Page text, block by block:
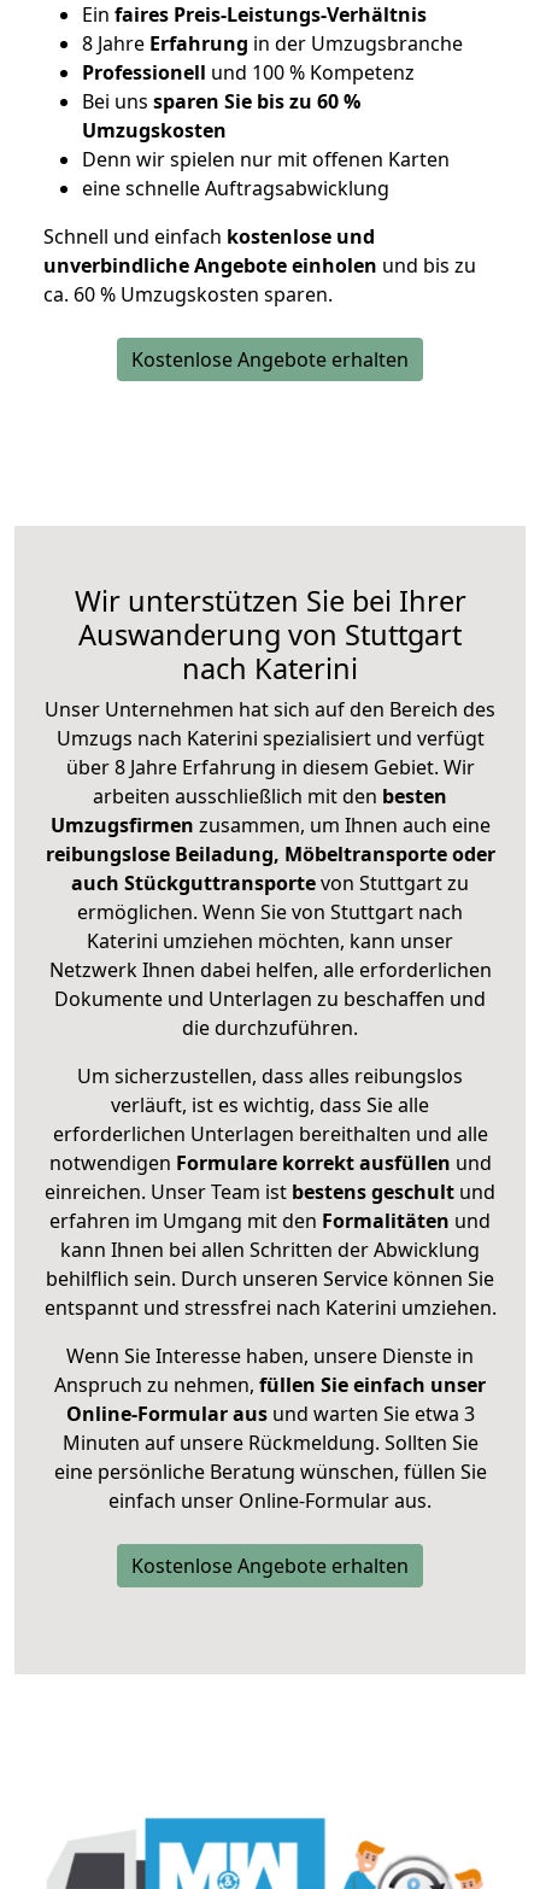
Ein faires Preis-Leistungs-Verhältnis
8 Jahre Erfahrung in der Umzugsbranche
Professionell und 100 % Kompetenz
Bei uns sparen Sie bis zu 60 %
Umzugskosten
Denn wir spielen nur mit offenen Karten
eine schnelle Auftragsabwicklung
Schnell und einfach kostenlose und
unverbindliche Angebote einholen und bis zu
ca. 60 % Umzugskosten sparen.
Kostenlose Angebote erhalten
Wir unterstützen Sie bei Ihrer
Auswanderung von Stuttgart
nach Katerini
Unser Unternehmen hat sich auf den Bereich des
Umzugs nach Katerini spezialisiert und verfügt
über 8 Jahre Erfahrung in diesem Gebiet. Wir
arbeiten ausschließlich mit den besten
Umzugsfirmen zusammen, um Ihnen auch eine
reibungslose Beiladung, Möbeltransporte oder
auch Stückguttransportevon Stuttgart zu
ermöglichen. Wenn Sie von Stuttgart nach
Katerini umziehen möchten, kann unser
Netzwerk Ihnen dabei helfen, alle erforderlichen
Dokumente und Unterlagen zu beschaffen und
die durchzuführen.
Um sicherzustellen, dass alles reibungslos
verläuft, ist es wichtig, dass Sie alle
erforderlichen Unterlagen bereithalten und alle
notwendigen Formulare korrekt ausfüllen und
einreichen. Unser Team ist bestens geschult und
erfahren im Umgang mit den Formalitäten und
kann Ihnen bei allen Schritten der Abwicklung
behilflich sein. Durch unseren Service können Sie
entspannt und stressfrei nach Katerini umziehen.
Wenn Sie Interesse haben, unsere Dienste in
Anspruch zu nehmen, füllen Sie einfach unser
Online-Formular ausund warten Sie etwa 3
Minuten auf unsere Rückmeldung. Sollten Sie
eine persönliche Beratung wünschen, füllen Sie
einfach unser Online-Formular aus.
Kostenlose Angebote erhalten